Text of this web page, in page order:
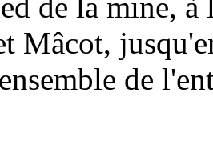
Mâcot,
de